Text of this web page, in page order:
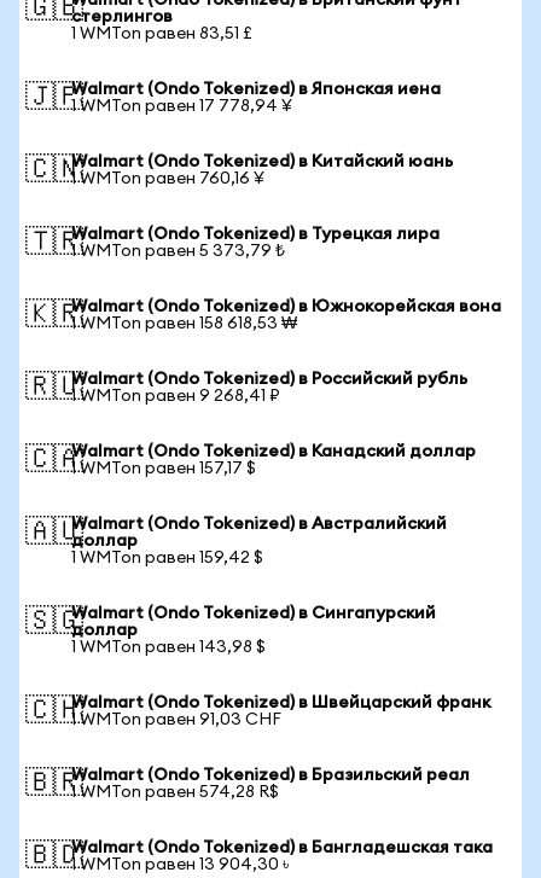
🇬🇧стерлингов
1 WMTon равен 83,51 £
🇯🇵Walmart (Ondo Tokenized) в Японская иена
1 WMTon равен 17 778,94 ¥
🇨🇳Walmart (Ondo Tokenized) в Китайский юань
1 WMTon равен 760,16 ¥
🇹🇷Walmart (Ondo Tokenized) в Турецкая лира
1 WMTon равен 5 373,79 ₺
🇰🇷Walmart (Ondo Tokenized) в Южнокорейская вона
1 WMTon равен 158 618,53 ₩
🇷🇺Walmart (Ondo Tokenized) в Российский рубль
1 WMTon равен 9 268,41 ₽
🇨🇦Walmart (Ondo Tokenized) в Канадский доллар
1 WMTon равен 157,17 $
🇦🇺Walmart (Ondo Tokenized) в Австралийский
доллар
1 WMTon равен 159,42 $
🇸🇬Walmart (Ondo Tokenized) в Сингапурский
доллар
1 WMTon равен 143,98 $
🇨🇭Walmart (Ondo Tokenized) в Швейцарский франк
1 WMTon равен 91,03 CHF
🇧🇷Walmart (Ondo Tokenized) в Бразильский реал
1 WMTon равен 574,28 R$
🇧🇩Walmart (Ondo Tokenized) в Бангладешская така
1 WMTon равен 13 904,30 ৳